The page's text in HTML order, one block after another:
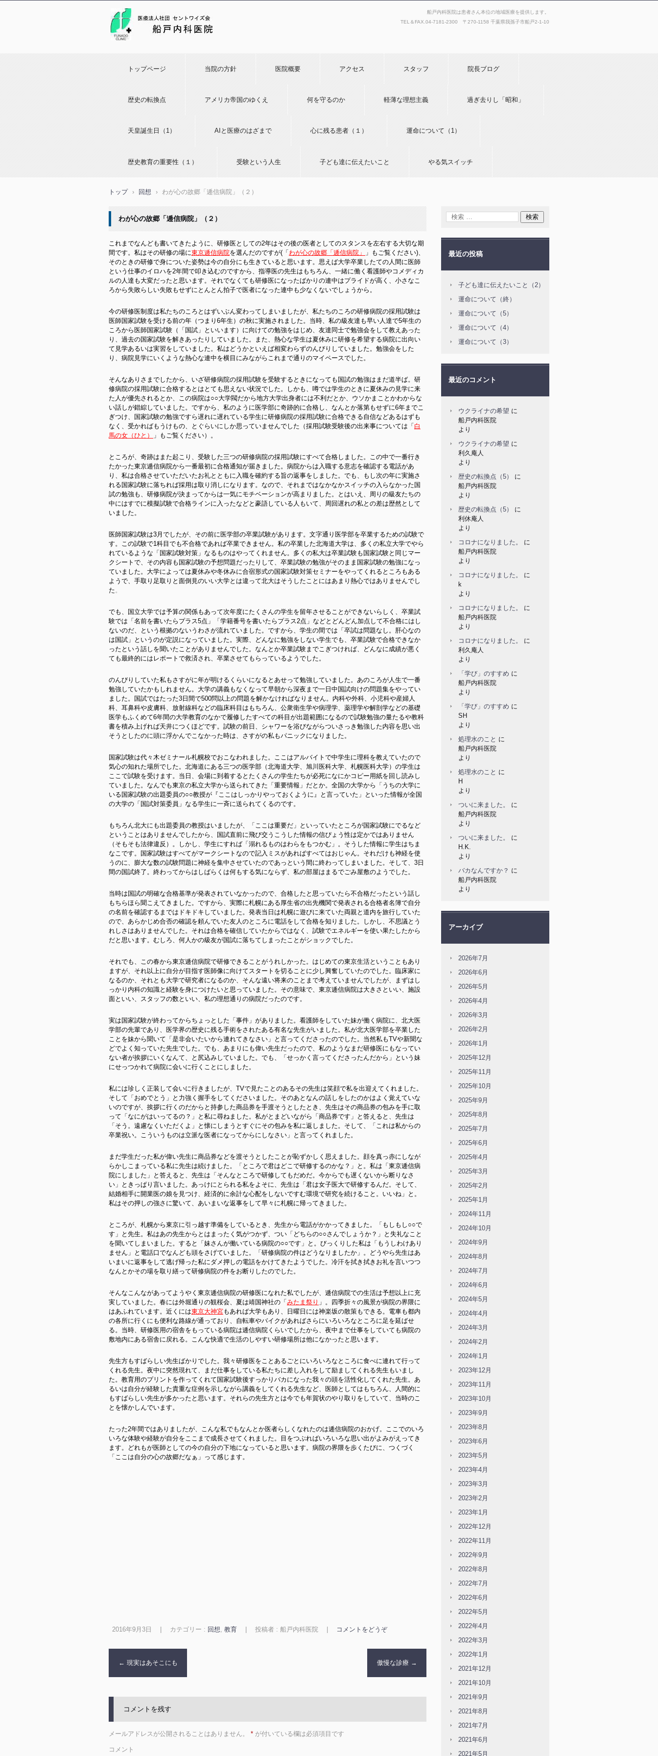
船戸内科医院は患者さん本位の地域医療を提供します。
TEL＆FAX. 04-7181-2300 〒270-1158 千葉県我孫子市船戸2-1-10
トップページ 当院の方針 医院概要 アクセス スタッフ 院長ブログ
歴史の転換点 アメリカ帝国のゆくえ 何を守るのか 軽薄な理想主義 過ぎ去りし「昭和」
天皇誕生日（1） AIと医療のはざまで 心に残る患者（１） 運命について（1）
歴史教育の重要性（１） 受験という人生 子ども達に伝えたいこと やる気スイッチ
トップ › 回想 › わが心の故郷「逓信病院」（２）
わが心の故郷「逓信病院」（２）
これまでなんども書いてきたように、研修医としての2年はその後の医者としてのスタンスを左右する大切な期
間です。私はその研修の場に東京逓信病院を選んだのですが(「 わが心の故郷「逓信病院」 」もご覧ください)
そのときの研修で身についた姿勢は今の自分にも生きていると思います。思えば大学卒業したての人間に医師
という仕事のイロハを2年間で叩き込むのですから、指導医の先生はもちろん、一緒に働く看護師やコメディカ
ルの人達も大変だったと思います。それでなくても研修医になったばかりの連中はプライドが高く、小さなこ
ろから失敗らしい失敗もせずにとんとん拍子で医者になった連中も少なくないでしょうから。
今の研修医制度は私たちのころとはずいぶん変わってしまいましたが、私たちのころの研修病院の採用試験は
医師国家試験を受ける前の年（つまり6年生）の秋に実施されました。当時、私の級友達も早い人達で5年生の
ころから医師国家試験（「国試」といいます）に向けての勉強をはじめ、友達同士で勉強会をして教えあった
り、過去の国家試験を解きあったりしていました。また、熱心な学生は夏休みに研修を希望する病院に出向い
て見学あるいは実習をしていました。私はどうかといえば相変わらずのんびりしていました。勉強会をした
り、病院見学にいくような熱心な連中を横目にみながらこれまで通りのマイペースでした。
そんなありさまでしたから、いざ研修病院の採用試験を受験するときになっても国試の勉強はまだ道半ば。研
修病院の採用試験に合格するとはとても思えない状況でした。しかも、噂では学生のときに夏休みの見学に来
た人が優先されるとか、この病院は○○大学閥だから地方大学出身者には不利だとか、ウソかまことかわからな
い話しが錯綜していました。ですから、私のように医学部に奇跡的に合格し、なんとか落第もせずに6年までこ
ぎつけ、国家試験の勉強ですら遅れに遅れている学生に研修病院の採用試験に合格できる自信などあるはずも
なく、受かればもうけもの、とぐらいにしか思っていませんでした（採用試験受験後の出来事については「 白
馬の女（ひと）
」もご覧ください）。
ところが、奇跡はまた起こり、受験した三つの研修病院の採用試験にすべて合格しました。この中で一番行き
たかった東京逓信病院から一番最初に合格通知が届きました。病院からは入職する意志を確認する電話があ
り、私は合格させていただいたお礼とともに入職を確約する旨の返事をしました。でも、もし次の年に実施さ
れる国家試験に落ちれば採用は取り消しになります。なので、それまではなかなかスイッチの入らなかった国
試の勉強も、研修病院が決まってからは一気にモチベーションが高まりました。とはいえ、周りの級友たちの
中にはすでに模擬試験で合格ラインに入ったなどと豪語している人もいて、周回遅れの私との差は歴然として
いました。
医師国家試験は3月でしたが、その前に医学部の卒業試験があります。文字通り医学部を卒業するための試験で
す。この試験で1科目でも不合格であれば卒業できません。私の卒業した北海道大学は、多くの私立大学でやら
れているような「国家試験対策」なるものはやってくれません。多くの私大は卒業試験も国家試験と同じマー
クシートで、その内容も国家試験の予想問題だったりして、卒業試験の勉強がそのまま国家試験の勉強になっ
ていました。大学によっては夏休みや冬休みに合宿形式の国家試験対策セミナーをやってくれるところもある
ようで、手取り足取りと面倒見のいい大学とは違って北大はそうしたことにはあまり熱心ではありませんでし
た 。
でも、国立大学では予算の関係もあって次年度にたくさんの学生を留年させることができないらしく、卒業試
験では「名前を書いたらプラス5点」「学籍番号を書いたらプラス2点」などとどんどん加点して不合格にはし
ないのだ、という根拠のないうわさが流れていました。ですから、学生の間では「卒試は問題なし。肝心なの
は国試」というのが定説になっていました。実際、どんなに勉強をしない学生でも、卒業試験で合格できなか
ったという話しを聞いたことがありませんでした。なんとか卒業試験までこぎつければ、どんなに成績が悪く
ても最終的にはレポートで救済され、卒業させてもらっているようでした。
のんびりしていた私もさすがに年が明けるくらいになるとあせって勉強していました。あのころが人生で一番
勉強していたかもしれません。大学の講義もなくなって早朝から深夜まで一日中国試向けの問題集をやってい
ました。国試ではたった3日間で500問以上の問題を解かなければなりません。内科や外科、小児科や産婦人
科、耳鼻科や皮膚科、放射線科などの臨床科目はもちろん、公衆衛生学や病理学、薬理学や解剖学などの基礎
医学もふくめて6年間の大学教育のなかで履修したすべての科目が出題範囲になるので試験勉強の量たるや教科
書を積み上げれば天井につくほどです。試験の前日、シャワーを浴びながらついさっき勉強した内容を思い出
そうとしたのに頭に浮かんでこなかった時は、さすがの私もパニックになりました。
国家試験は代々木ゼミナール札幌校でおこなわれました。ここはアルバイトで中学生に理科を教えていたので
気心の知れた場所でした。北海道にある三つの医学部（北海道大学、旭川医科大学、札幌医科大学）の学生は
ここで試験を受けます。当日、会場に到着するとたくさんの学生たちが必死になにかコピー用紙を回し読みし
ていました。なんでも東京の私立大学から送られてきた「重要情報」だとか。全国の大学から「うちの大学に
いる国家試験の出題委員の○○教授が『ここはしっかりやっておくように』と言っていた」といった情報が全国
の大学の「国試対策委員」なる学生に一斉に送られてくるのです。
もちろん北大にも出題委員の教授はいましたが、「ここは重要だ」といっていたところが国家試験にでるなど
ということはありませんでしたから、国試直前に飛び交うこうした情報の信ぴょう性は定かではありません
（そもそも法律違反）。しかし、学生にすれば「溺れるものはわらをもつかむ」。そうした情報に学生はちま
なこです。国家試験はすべてがマークシートなので記入ミスがあればすべてはおじゃん。それだけも神経を使
うのに、膨大な数の試験問題に神経を集中させていたのであっという間に終わってしまいました。そして、3日
間の国試終了。終わってからはしばらくは何もする気にならず、私の部屋はまるでごみ屋敷のようでした。
当時は国試の明確な合格基準が発表されていなかったので、合格したと思っていたら不合格だったという話し
もちらほら聞こえてきました。ですから、実際に札幌にある厚生省の出先機関で発表される合格者名簿で自分
の名前を確認するまではドキドキしていました。発表当日は札幌に遊びに来ていた両親と道内を旅行していた
ので、あらかじめ合否の確認を頼んでいた友人のところに電話をして合格を知りました。しかし、不思議とう
れしさはありませんでした。それは合格を確信していたからではなく、試験でエネルギーを使い果たしたから
だと思います。むしろ、何人かの級友が国試に落ちてしまったことがショックでした。
それでも、この春から東京逓信病院で研修できることがうれしかった。はじめての東京生活ということもあり
ますが、それ以上に自分が目指す医師像に向けてスタートを切ることに少し興奮していたのでした。臨床家に
なるのか、それとも大学で研究者になるのか、そんな遠い将来のことまで考えていませんでしたが、まずはし
っかり内科の知識と経験を身につけたいと思っていました。その意味で、東京逓信病院は大きさといい、施設
面といい、スタッフの数といい、私の理想通りの病院だったのです。
実は国家試験が終わってからちょっとした「事件」がありました。看護師をしていた妹が働く病院に、北大医
学部の先輩であり、医学界の歴史に残る手術をされたある有名な先生がいました。私が北大医学部を卒業した
ことを妹から聞いて「是非会いたいから連れてきなさい」と言ってくださったのでした。当然私もTVや新聞な
どでよく知っていた先生でした。でも、あまりにも偉い先生だったので、私のようなまだ研修医にもなってい
ない者が挨拶にいくなんて、と尻込みしていました。でも、「せっかく言ってくださったんだから」という妹
にせっつかれて病院に会いに行くことにしました。
私には珍しく正装して会いに行きましたが、TVで見たことのあるその先生は笑顔で私を出迎えてくれました。
そして「おめでとう」と力強く握手をしてくださいました。そのあとなんの話しをしたのかはよく覚えていな
いのですが、挨拶に行くのだからと持参した商品券を手渡そうとしたとき、先生はその商品券の包みを手に取
って「なにがはいってるの？」と私に尋ねました。私がとまどいながら「商品券です」と答えると、先生は
「そう。遠慮なくいただくよ」と懐にしまうとすぐにその包みを私に返しました。そして、「これは私からの
卒業祝い。こういうものは立派な医者になってからにしなさい」と言ってくれました。
まだ学生だった私が偉い先生に商品券などを渡そうとしたことが恥ずかしく思えました。顔を真っ赤にしなが
らかしこまっている私に先生は続けました。「ところで君はどこで研修するのかな？」と。私は「東京逓信病
院にしました」と答えると、先生は「そんなところで研修してもだめだ。今からでも遅くないから断りなさ
い」ときっぱり言いました。あっけにとられる私をよそに、先生は「君は女子医大で研修するんだ。そして、
結婚相手に開業医の娘を見つけ、経済的に余計な心配をしないですむ環境で研究を続けること。いいね」と。
私はその押しの強さに驚いて、あいまいな返事をして早々に札幌に帰ってきました。
ところが、札幌から東京に引っ越す準備をしているとき、先生から電話がかかってきました。「もしもし○○で
す」と先生。私はあの先生からとはまったく気がつかず、つい「どちらの○○さんでしょうか？」と失礼なこと
を聞いてしまいました。すると「妹さんが働いている病院の○○です」と。びっくりした私は「もうしわけあり
ません」と電話口でなんども頭をさげていました。「研修病院の件はどうなりましたか」。どうやら先生はあ
いまいに返事をして逃げ帰った私にダメ押しの電話をかけてきたようでした。冷汗を拭き拭きお礼を言いつつ
なんとかその場を取り繕って研修病院の件をお断りしたのでした。
そんなこんながあってようやく東京逓信病院の研修医になれた私でしたが、逓信病院での生活は予想以上に充
実していました。春には外堀通りの観桜会、夏は靖国神社の「 みたま祭り 」。四季折々の風景が病院の界隈に
はあふれています。近くには東京大神宮もあれば大学もあり、日曜日には神楽坂の散策もできる。電車も都内
の各所に行くにも便利な路線が通っており、自転車やバイクがあればさらにいろいろなところに足を延ばせ
る。当時、研修医用の宿舎をもっている病院は逓信病院くらいでしたから、夜中まで仕事をしていても病院の
敷地内にある宿舎に戻れる。こんな快適で生活のしやすい研修場所は他になかったと思います。
先生方もすばらしい先生ばかりでした。我々研修医をことあるごとにいろいろなところに食べに連れて行って
くれる先生。夜中に突然現れて、まだ仕事をしている私たちに差し入れをして励ましてくれる先生もいまし
た。教育用のプリントを作ってくれて国家試験後すっかりバカになった我々の頭を活性化してくれた先生。あ
るいは自分が経験した貴重な症例を示しながら講義をしてくれる先生など、医師としてはもちろん、人間的に
もすばらしい先生が多かったと思います。それらの先生方とは今でも年賀状のやり取りをしていて、当時のこ
とを懐かしんでいます。
たった2年間ではありましたが、こんな私でもなんとか医者らしくなれたのは逓信病院のおかげ。ここでのいろ
いろな体験や経験が自分をここまで成長させてくれました。目をつぶればいろいろな思い出がよみがえってき
ます。どれもが医師としての今の自分の下地になっていると思います。病院の界隈を歩くたびに、つくづく
「ここは自分の心の故郷だなぁ」って感じます。
2016年9月3日 カテゴリー : 回想 教育 投稿者 : 船戸内科医院 コメントをどうぞ
← 現実はあそこにも 傲慢な診療 →
コメントを残す
メールアドレスが公開されることはありません。 * が付いている欄は必須項目です
コメント
最近の投稿
子ども達に伝えたいこと（2）
運命について（終）
運命について（5）
運命について（4）
運命について（3）
最近のコメント
ウクライナの希望 に
船戸内科医院
より
ウクライナの希望 に
利久庵人
より
歴史の転換点（5）
に
船戸内科医院
より
歴史の転換点（5）
に
利休庵人
より
コロナになりました。
に
船戸内科医院
より
コロナになりました。
に
k
より
コロナになりました。
に
船戸内科医院
より
コロナになりました。
に
利久庵人
より
「学び」のすすめ に
船戸内科医院
より
「学び」のすすめ に
SH
より
処理水のこと に
船戸内科医院
より
処理水のこと に
H
より
ついに来ました。
に
船戸内科医院
より
ついに来ました。
に
H.K.
より
バカなんですか？ に
船戸内科医院
より
アーカイブ
2026年7月
2026年6月
2026年5月
2026年4月
2026年3月
2026年2月
2026年1月
2025年12月
2025年11月
2025年10月
2025年9月
2025年8月
2025年7月
2025年6月
2025年4月
2025年3月
2025年2月
2025年1月
2024年11月
2024年10月
2024年9月
2024年8月
2024年7月
2024年6月
2024年5月
2024年4月
2024年3月
2024年2月
2024年1月
2023年12月
2023年11月
2023年10月
2023年9月
2023年8月
2023年6月
2023年5月
2023年4月
2023年3月
2023年2月
2023年1月
2022年12月
2022年11月
2022年9月
2022年8月
2022年7月
2022年6月
2022年5月
2022年4月
2022年3月
2022年1月
2021年12月
2021年10月
2021年9月
2021年8月
2021年7月
2021年6月
2021年5月